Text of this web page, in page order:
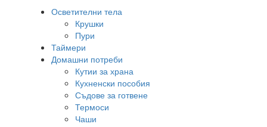
Осветителни тела
Крушки
Пури
Таймери
Домашни потреби
Кутии за храна
Кухненски пособия
Съдове за готвене
Термоси
Чаши